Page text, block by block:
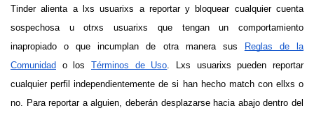
Tinder alienta a lxs usuarixs a reportar y bloquear cualquier cuenta
sospechosa u otrxs usuarixs que tengan un comportamiento
inapropiado o que incumplan de otra manera sus
Reglas de la
Comunidad o los Términos de Uso . Lxs usuarixs pueden reportar
cualquier perfil independientemente de si han hecho match con ellxs o
no. Para reportar a alguien, deberán desplazarse hacia abajo dentro del